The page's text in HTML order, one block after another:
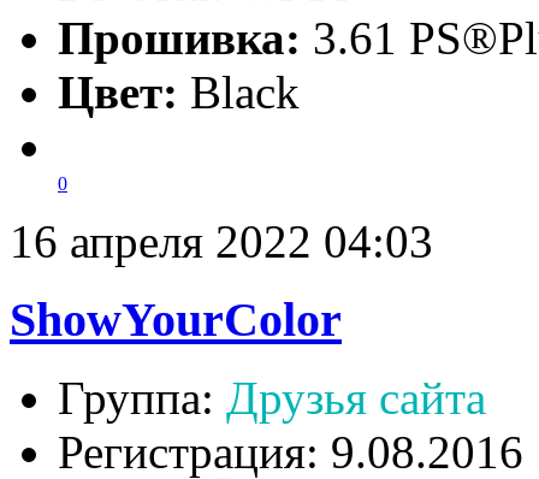
Прошивка: 3.61
Цвет: Black
0
16 апреля 2022 04:03
ShowYourColor
Группа: Друзья сайта
Регистрация: 9.08.2016